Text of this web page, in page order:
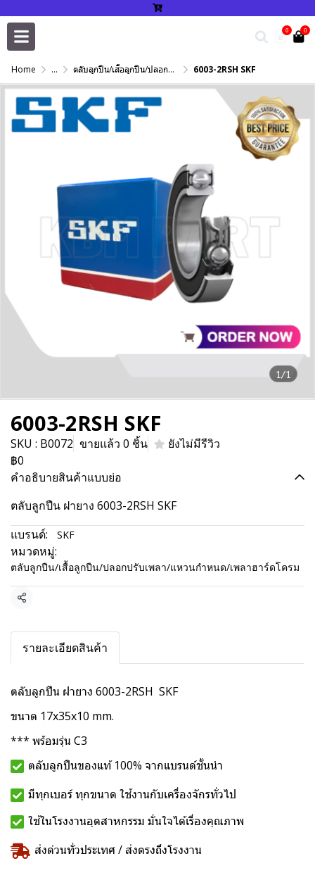
0 0
Home ... ตลับลูกปืน/เสื้อลูกปืน/ปลอกปรับเพลา/แหวนกำหนด/เพลาฮาร์ดโครม 6003-2RSH SKF
1/1
6003-2RSH SKF
SKU : B0072 ขายแล้ว 0 ชิ้น
ยังไม่มีรีวิว
฿0
คำอธิบายสินค้าแบบย่อ
ตลับลูกปืน ฝายาง 6003-2RSH SKF
แบรนด์:
SKF
หมวดหมู่:
ตลับลูกปืน/เสื้อลูกปืน/ปลอกปรับเพลา/แหวนกำหนด/เพลาฮาร์ดโครม
แชร์
รายละเอียดสินค้า
ตลับลูกปืน ฝายาง 6003-2RSH SKF
ขนาด 17x35x10 mm.
*** พร้อมรุ่น C3
ตลับลูกปืนของแท้ 100% จากแบรนด์ชั้นนำ
มีทุกเบอร์ ทุกขนาด ใช้งานกับเครื่องจักรทั่วไป
ใช้ในโรงงานอุตสาหกรรม มั่นใจได้เรื่องคุณภาพ
ส่งด่วนทั่วประเทศ / ส่งตรงถึงโรงงาน